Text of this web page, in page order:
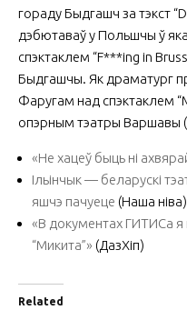
гораду Быдгашч за тэкст
дэбютаваў у Польшчы ў
спэктаклем “F***ing in
Быдгашчы. Як драматург
Фаругам над спэктаклем
опэрным тэатры Варшавы
«Не хацеў быць ні
Ільінчык — беларускі
яшчэ пачуеце (Наша ніва)
«В документах ГИТИСа
“Микита”» (ДазХіп)
Related